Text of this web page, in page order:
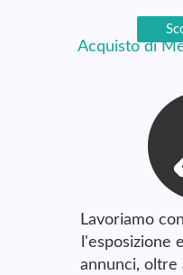
Acquisto di
Lavoriamo
l'esposizione
annunci, oltre